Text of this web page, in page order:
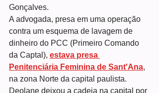
Gonçalves.
A advogada, presa em uma operação
contra um esquema de lavagem de
dinheiro do PCC (Primeiro Comando
da Captal), estava presa
Penitenciária Feminina de Sant'Ana,
na zona Norte da capital paulista.
Deolane deixou a cadeia na capital por